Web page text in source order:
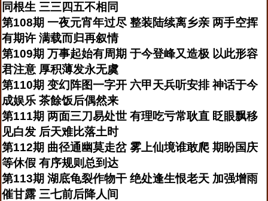
同根生 三三四五不相同
第108期 一夜元宵年过尽 整装陆续离乡亲 两手空挥
有期许 满载而归再叙情
第109期 万事起始有周期 于今登峰又造极 以此形容
君注意 厚积薄发永无虞
第110期 变幻阵图一字开 六甲天兵听安排 神话于今
成娱乐 茶餘饭后偶然来
第111期 两面三刀易处世 有理吃亏常耿直 眨眼飘移
见白发 后天难比落土时
第112期 曲径通幽莫走岔 雾上仙境谁敢爬 期盼国庆
等休假 有序规则总到达
第113期 湖底龟裂作物干 绝处逢生恨老天 加强增雨
催甘露 三七前后降人间